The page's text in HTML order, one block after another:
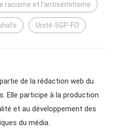
racisme et l'antisémitisme
Unité-SGP-FO
de la rédaction web du
Elle participe à la production
et au développement des
du média.